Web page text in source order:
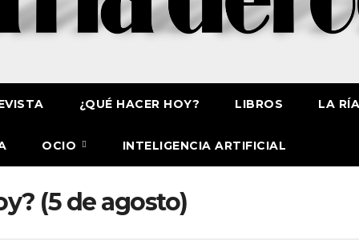
¿QUÉ HACER HOY? LIBROS LA
OCIO INTELIGENCIA ARTIFICIAL
(5 de agosto)